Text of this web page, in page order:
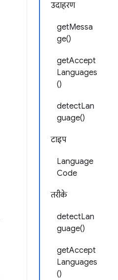
उदाहरण
getMessa
ge()
getAccept
Languages
()
detectLan
guage()
टाइप
Language
Code
तरीके
detectLan
guage()
getAccept
Languages
()